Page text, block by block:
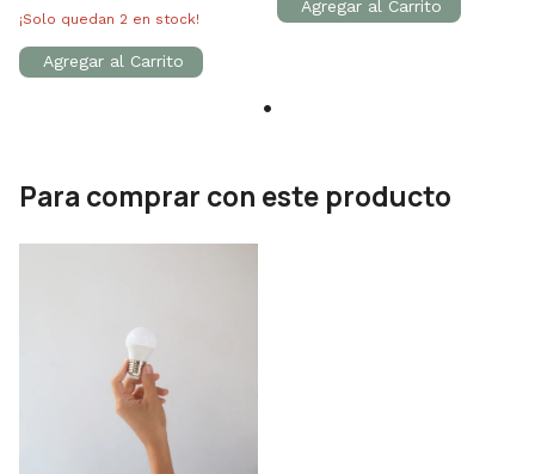
¡Solo quedan 2 en stock!
Para comprar con este producto